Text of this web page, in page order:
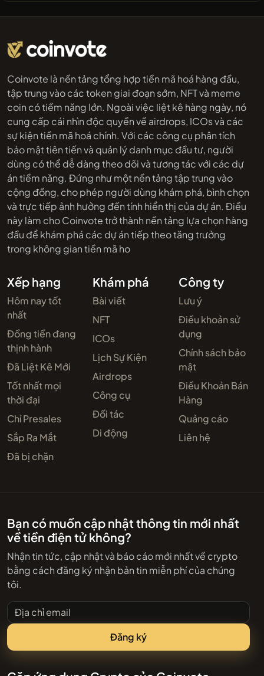
Coinvote là nền tảng tổng hợp tiền mã hoá hàng đầu,
tập trung vào các token giai đoạn sớm, NFT và meme
coin có tiềm năng lớn. Ngoài việc liệt kê hàng ngày, nó
cung cấp cái nhìn độc quyền về airdrops, ICOs và các
sự kiện tiền mã hoá chính. Với các công cụ phân tích
bảo mật tiên tiến và quản lý danh mục đầu tư, người
dùng có thể dễ dàng theo dõi và tương tác với các dự
án tiềm năng. Đứng như một nền tảng tập trung vào
cộng đồng, cho phép người dùng khám phá, bình chọn
và trực tiếp ảnh hưởng đến tính hiển thị của dự án. Điều
này làm cho Coinvote trở thành nền tảng lựa chọn hàng
đầu để khám phá các dự án tiếp theo tăng trưởng
trong không gian tiền mã ho
Xếp hạng
Hôm nay tốt
nhất
Đồng tiền đang
thịnh hành
Đã Liệt Kê Mới
Tốt nhất mọi
thời đại
Chỉ Presales
Sắp Ra Mắt
Đã bị chặn
Khám phá
Bài viết
NFT
ICOs
Lịch Sự Kiện
Airdrops
Công cụ
Đối tác
Di động
Công ty
Lưu ý
Điều khoản sử
dụng
Chính sách bảo
mật
Điều Khoản Bán
Hàng
Quảng cáo
Liên hệ
Bạn có muốn cập nhật thông tin mới nhất
về tiền điện tử không?
Nhận tin tức, cập nhật và báo cáo mới nhất về crypto
bằng cách đăng ký nhận bản tin miễn phí của chúng
tôi.
Địa chỉ email
Đăng ký